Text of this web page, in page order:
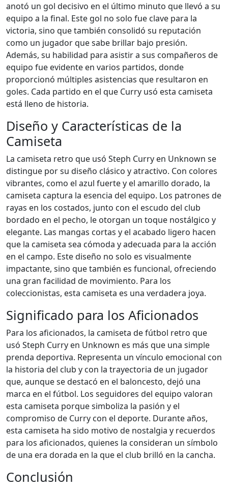
anotó un gol decisivo en el último minuto que llevó a su
equipo a la final. Este gol no solo fue clave para la
victoria, sino que también consolidó su reputación
como un jugador que sabe brillar bajo presión.
Además, su habilidad para asistir a sus compañeros de
equipo fue evidente en varios partidos, donde
proporcionó múltiples asistencias que resultaron en
goles. Cada partido en el que Curry usó esta camiseta
está lleno de historia.
Diseño y Características de la
Camiseta
La camiseta retro que usó Steph Curry en Unknown se
distingue por su diseño clásico y atractivo. Con colores
vibrantes, como el azul fuerte y el amarillo dorado, la
camiseta captura la esencia del equipo. Los patrones de
rayas en los costados, junto con el escudo del club
bordado en el pecho, le otorgan un toque nostálgico y
elegante. Las mangas cortas y el acabado ligero hacen
que la camiseta sea cómoda y adecuada para la acción
en el campo. Este diseño no solo es visualmente
impactante, sino que también es funcional, ofreciendo
una gran facilidad de movimiento. Para los
coleccionistas, esta camiseta es una verdadera joya.
Significado para los Aficionados
Para los aficionados, la camiseta de fútbol retro que
usó Steph Curry en Unknown es más que una simple
prenda deportiva. Representa un vínculo emocional con
la historia del club y con la trayectoria de un jugador
que, aunque se destacó en el baloncesto, dejó una
marca en el fútbol. Los seguidores del equipo valoran
esta camiseta porque simboliza la pasión y el
compromiso de Curry con el deporte. Durante años,
esta camiseta ha sido motivo de nostalgia y recuerdos
para los aficionados, quienes la consideran un símbolo
de una era dorada en la que el club brilló en la cancha.
Conclusión